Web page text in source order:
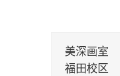
美深画室
福田校区